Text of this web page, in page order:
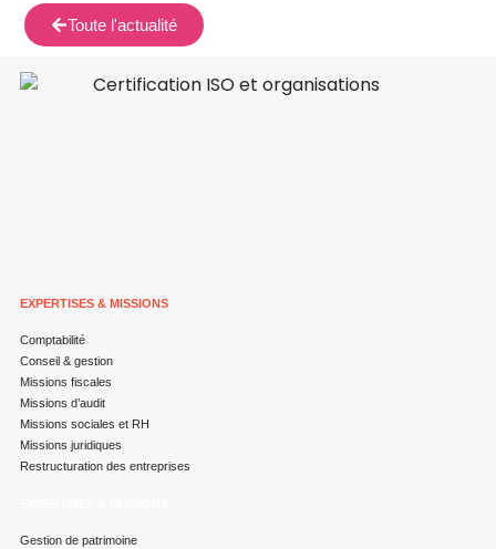
Toute l'actualité
EXPERTISES & MISSIONS
Comptabilité
Conseil & gestion
Missions fiscales
Missions d’audit
Missions sociales et RH
Missions juridiques
Restructuration des entreprises
Gestion de patrimoine